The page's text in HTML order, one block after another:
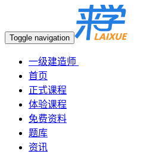
Toggle navigation
一级建造师
首页
正式课程
体验课程
免费资料
题库
资讯